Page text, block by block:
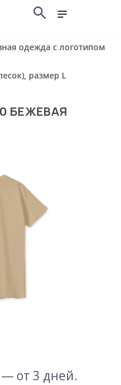
одежда с логотипом
размер L
БЕЖЕВАЯ
от 3 дней.